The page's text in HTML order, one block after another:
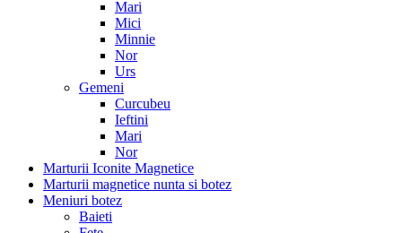
Mari
Mici
Minnie
Nor
Urs
Gemeni
Curcubeu
Ieftini
Mari
Nor
Marturii Iconite Magnetice
Marturii magnetice nunta si botez
Meniuri botez
Baieti